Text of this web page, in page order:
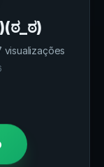
visualizações